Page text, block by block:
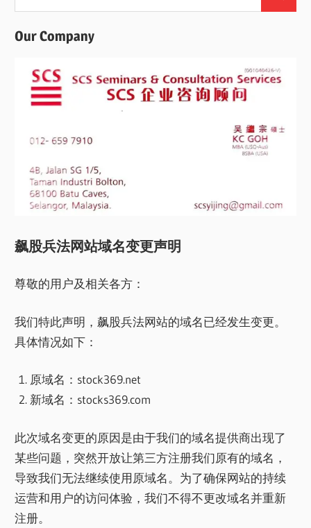
Search
Our Company
飙股兵法网站域名变更声明
尊敬的用户及相关各方：
我们特此声明，飙股兵法网站的域名已经发生变更。
具体情况如下：
原域名：stock369.net
新域名：stocks369.com
此次域名变更的原因是由于我们的域名提供商出现了
某些问题，突然开放让第三方注册我们原有的域名，
导致我们无法继续使用原域名。为了确保网站的持续
运营和用户的访问体验，我们不得不更改域名并重新
注册。